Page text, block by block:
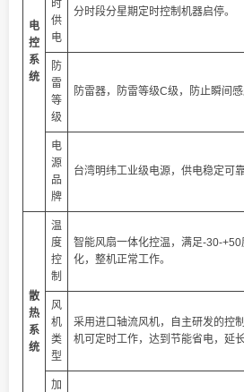
电
控
系
统
时
供
电
分时段分星期定时控制机器启停。
防
雷
等
级
防雷器，防雷等级C级，防止瞬间感
电
源
品
牌
台湾明纬工业级电源，供电稳定可靠
散
热
系
统
温
度
控
制
智能风扇一体化控温，满足-30-
化，整机正常工作。
风
机
类
型
采用进口轴流风机，自主研发的控
机可定时工作，达到节能省电，延
加